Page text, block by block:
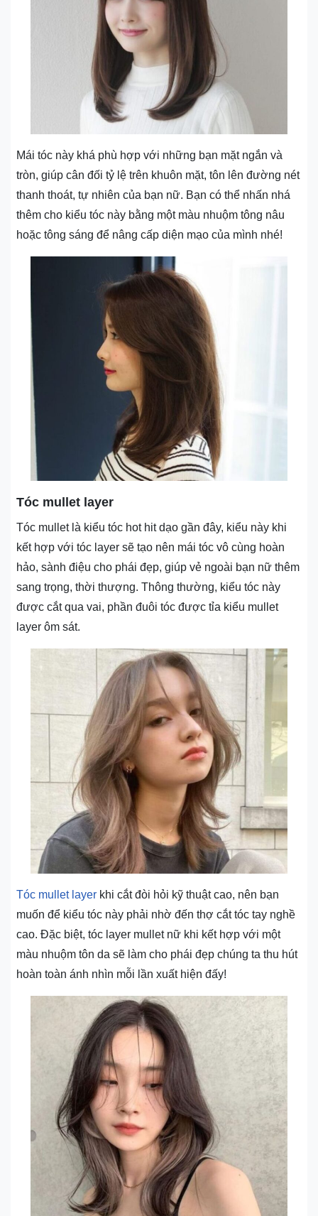
Mái tóc này khá phù hợp với những bạn mặt ngắn và
tròn, giúp cân đối tỷ lệ trên khuôn mặt, tôn lên đường nét
thanh thoát, tự nhiên của bạn nữ. Bạn có thể nhấn nhá
thêm cho kiểu tóc này bằng một màu nhuộm tông nâu
hoặc tông sáng để nâng cấp diện mạo của mình nhé!
Tóc mullet layer
Tóc mullet là kiểu tóc hot hit dạo gần đây, kiểu này khi
kết hợp với tóc layer sẽ tạo nên mái tóc vô cùng hoàn
hảo, sành điệu cho phái đẹp, giúp vẻ ngoài bạn nữ thêm
sang trọng, thời thượng. Thông thường, kiểu tóc này
được cắt qua vai, phần đuôi tóc được tỉa kiểu mullet
layer ôm sát.
Tóc mullet layer khi cắt đòi hỏi kỹ thuật cao, nên bạn
muốn để kiểu tóc này phải nhờ đến thợ cắt tóc tay nghề
cao. Đặc biệt, tóc layer mullet nữ khi kết hợp với một
màu nhuộm tôn da sẽ làm cho phái đẹp chúng ta thu hút
hoàn toàn ánh nhìn mỗi lần xuất hiện đấy!